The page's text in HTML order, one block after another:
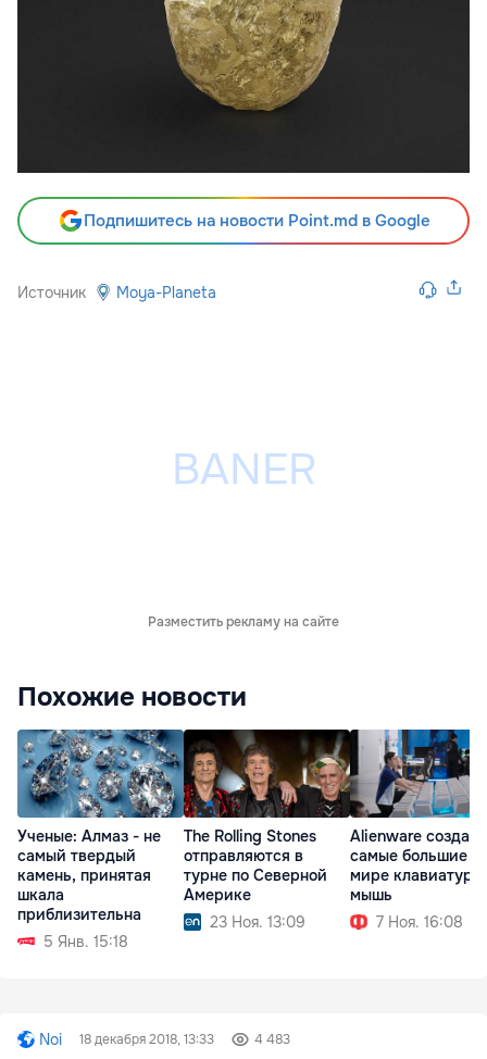
Подпишитесь на новости Point.md в Google
Источник Moya-Planeta
Разместить рекламу на сайте
Похожие новости
Ученые: Алмаз - не
самый твердый
камень, принятая
шкала
приблизительна
5 Янв. 15:18
The Rolling Stones
отправляются в
турне по Северной
Америке
23 Ноя. 13:09
Alienware создала
самые большие в
мире клавиатуру
мышь
7 Ноя. 16:08
Noi 18 декабря 2018, 13:33 4 483